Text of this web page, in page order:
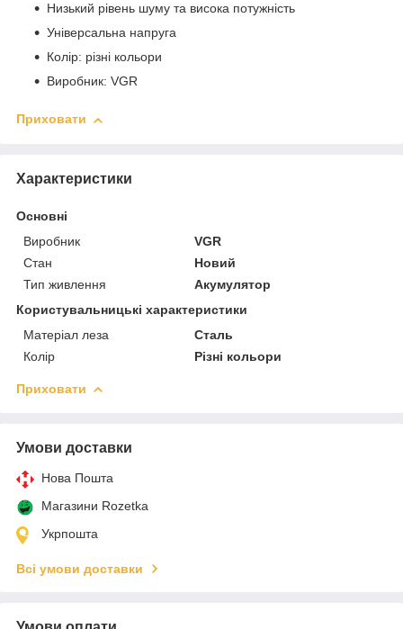
Низький рівень шуму та висока потужність
Універсальна напруга
Колір: різні кольори
Виробник: VGR
Приховати
Характеристики
Основні
Виробник
VGR
Стан
Новий
Тип живлення
Акумулятор
Користувальницькі характеристики
Матеріал леза
Сталь
Колір
Різні кольори
Приховати
Умови доставки
Нова Пошта
Магазини Rozetka
Укрпошта
Всі умови доставки